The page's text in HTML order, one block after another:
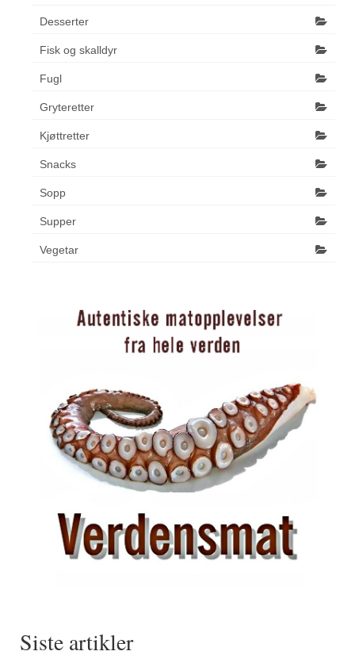
Desserter
Fisk og skalldyr
Fugl
Gryteretter
Kjøttretter
Snacks
Sopp
Supper
Vegetar
Siste artikler